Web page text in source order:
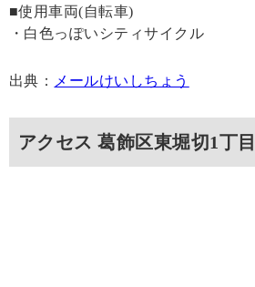
■使用車両(自転車)
・白色っぽいシティサイクル
出典： メールけいしちょう
アクセス 葛飾区東堀切1丁目